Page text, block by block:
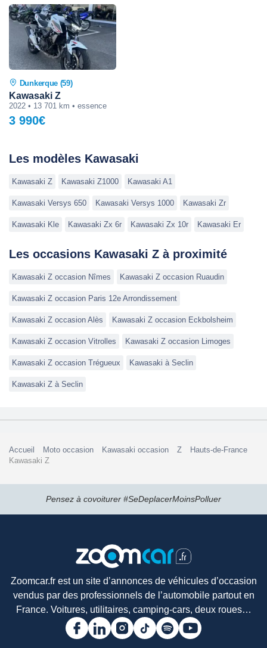
Dunkerque (59)
Kawasaki Z
2022 • 13 701 km • essence
3 990€
Les modèles Kawasaki
Kawasaki Z Kawasaki Z1000 Kawasaki A1
Kawasaki Versys 650 Kawasaki Versys 1000 Kawasaki Zr
Kawasaki Kle Kawasaki Zx 6r Kawasaki Zx 10r Kawasaki Er
Les occasions Kawasaki Z à proximité
Kawasaki Z occasion Nîmes Kawasaki Z occasion Ruaudin
Kawasaki Z occasion Paris 12e Arrondissement
Kawasaki Z occasion Alès Kawasaki Z occasion Eckbolsheim
Kawasaki Z occasion Vitrolles Kawasaki Z occasion Limoges
Kawasaki Z occasion Trégueux Kawasaki à Seclin
Kawasaki Z à Seclin
Accueil Moto occasion Kawasaki occasion Z
Hauts-de-France
Kawasaki Z
Pensez à covoiturer #SeDeplacerMoinsPolluer
Zoomcar.fr est un site d’annonces de véhicules d’occasion
vendus par des professionnels de l’automobile partout en
France. Voitures, utilitaires, camping-cars, deux roues…